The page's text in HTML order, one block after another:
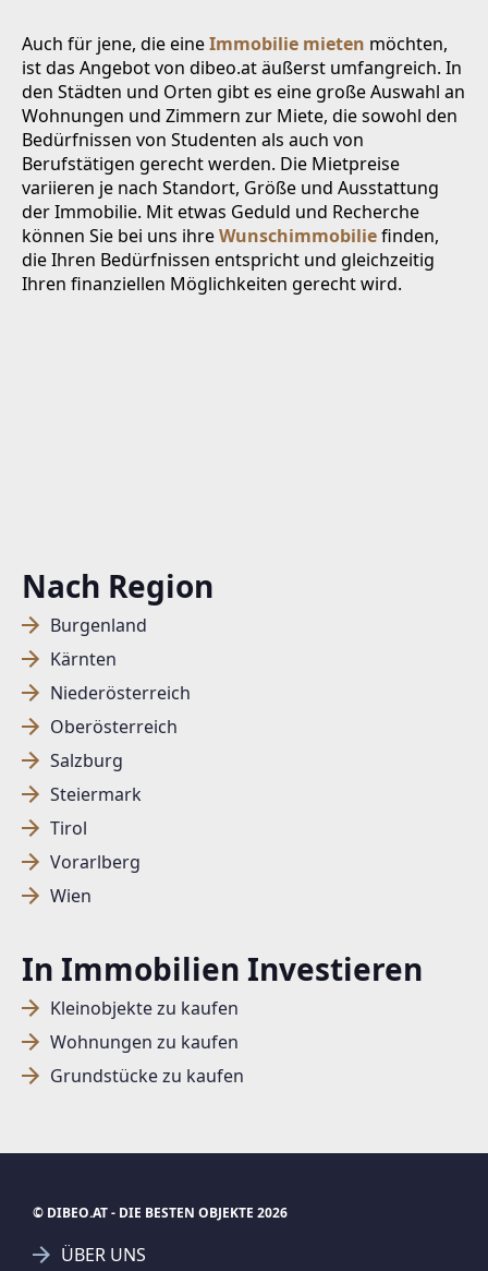
Nach Region
Burgenland
Kärnten
Niederösterreich
Oberösterreich
Salzburg
Steiermark
Tirol
Vorarlberg
Wien
In Immobilien Investieren
Kleinobjekte zu kaufen
Wohnungen zu kaufen
Grundstücke zu kaufen
SUCHAGENT ANLEGEN FÜR DIE
AKTUELLEN SUCHKRITERIEN
Sie weitere Filter!
Treffer verfeinern
Ich stimme der Verarbeitung meiner Daten, wie
Datenschutzbestimmungen
Suchagent anlegen
Auch für jene, die eineImmobilie mieten möchten,
ist das Angebot von dibeo.at äußerst umfangreich. In
den Städten und Orten gibt es eine große Auswahl an
Wohnungen und Zimmern zur Miete, die sowohl den
Bedürfnissen von Studenten als auch von
Berufstätigen gerecht werden. Die Mietpreise
variieren je nach Standort, Größe und Ausstattung
der Immobilie. Mit etwas Geduld und Recherche
können Sie bei uns ihreWunschimmobiliefinden,
die Ihren Bedürfnissen entspricht und gleichzeitig
Ihren finanziellen Möglichkeiten gerecht wird.
© DIBEO.AT - DIE BESTEN OBJEKTE 2026
ÜBER UNS